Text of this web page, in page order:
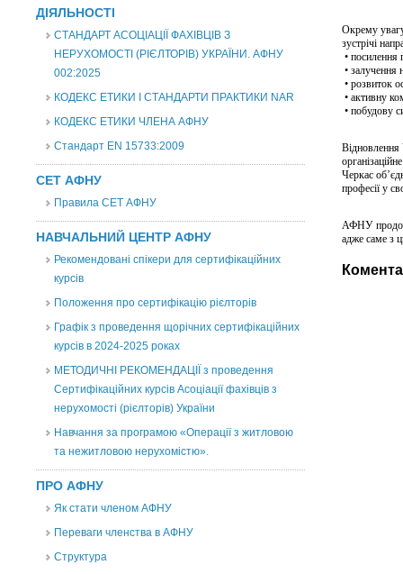
ДІЯЛЬНОСТІ
СТАНДАРТ АСОЦІАЦІЇ ФАХІВЦІВ З
НЕРУХОМОСТІ (РІЄЛТОРІВ) УКРАЇНИ. АФНУ
002:2025
КОДЕКС ЕТИКИ І СТАНДАРТИ ПРАКТИКИ NAR
КОДЕКС ЕТИКИ ЧЛЕНА АФНУ
Стандарт EN 15733:2009
СЕТ АФНУ
Правила СЕТ АФНУ
НАВЧАЛЬНИЙ ЦЕНТР АФНУ
Рекомендовані спікери для сертифікаційних
курсів
Положення про сертифікацію рієлторів
Графік з проведення щорічних сертифікаційних
курсів в 2024-2025 роках
МЕТОДИЧНІ РЕКОМЕНДАЦІЇ з проведення
Сертифікаційних курсів Асоціації фахівців з
нерухомості (рієлторів) України
Навчання за програмою «Операції з житловою
та нежитловою нерухомістю».
ПРО АФНУ
Як стати членом АФНУ
Переваги членства в АФНУ
Структура
Окрему
зустрічі
• посилення
•
• розвиток
• активну
• побудову
Відновлення
Черкас
професії у
АФНУ
адже саме з